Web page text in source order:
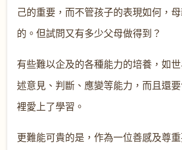
己的重要，而不管孩子的表現如何，
的。但試問又有多少父母做得到？
有些難以企及的各種能力的培養，如
述意見、判斷、應變等能力，而且還
裡愛上了學習。
更難能可貴的是，作為一位善感及尊